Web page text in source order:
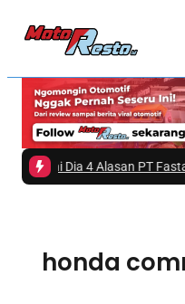
Ini Dia 4 Alasan PT
honda